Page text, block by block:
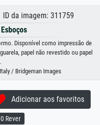
da imagem: 311759
Esboços
Disponível como impressão de
papel não revestido ou papel
/ Bridgeman Images
Adicionar aos favoritos
0 Rever